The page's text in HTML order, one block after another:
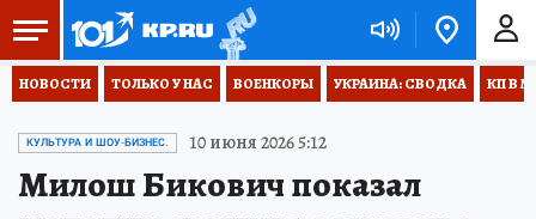
НОВОСТИ ТОЛЬКО У НАС ВОЕНКОРЫ УКРАИНА: СВОДКА КП В
КУЛЬТУРА И ШОУ-БИЗНЕС. 10 июня 2026 5:12
Милош Бикович показал